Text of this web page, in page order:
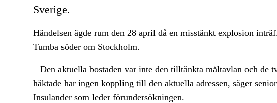
Sverige.
Händelsen ägde rum den 28 april då en misstänkt explosion
Tumba söder om Stockholm.
– Den aktuella bostaden var inte den tilltänkta måltavlan och de
häktade har ingen koppling till den aktuella adressen, säger
Insulander som leder förundersökningen.